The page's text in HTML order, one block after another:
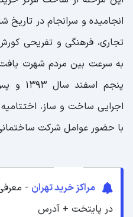
ساعت کاری
وبسایت رسمی مرکز
راهنمای تصویری طبقات
تجاری، فرهنگی و تفریحی
پنجم
اجرایی ساخت و ساز،
با حضور عوامل شرکت ساختمانی
مراکز خرید تهران
در پایتخت + آدرس